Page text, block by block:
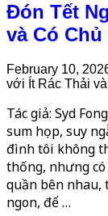
Đón Tết
và Có
February 10,
với Ít Rác Thải
Tác giả: Syd
sum họp, suy
đình tôi không
thống, nhưng
quần bên nhau,
ngon, để …